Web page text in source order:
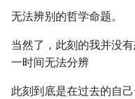
无法辨别的哲学命题。
当然了，此刻的我并没
一时间无法分辨
此刻到底是在过去的自